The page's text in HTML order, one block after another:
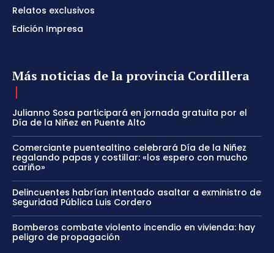
Relatos exclusivos
Edición Impresa
Más noticias de la provincia Cordillera
Julianno Sosa participará en jornada gratuita por el
Día de la Niñez en Puente Alto
Comerciante puentealtino celebrará Día de la Niñez
regalando papas y costillar: «los espero con mucho
cariño»
Delincuentes habrían intentado asaltar a exministro de
Seguridad Pública Luis Cordero
Bomberos combate violento incendio en vivienda: hay
peligro de propagación